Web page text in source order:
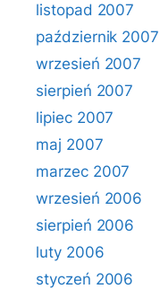
listopad 2007
październik 2007
wrzesień 2007
sierpień 2007
lipiec 2007
maj 2007
marzec 2007
wrzesień 2006
sierpień 2006
luty 2006
styczeń 2006